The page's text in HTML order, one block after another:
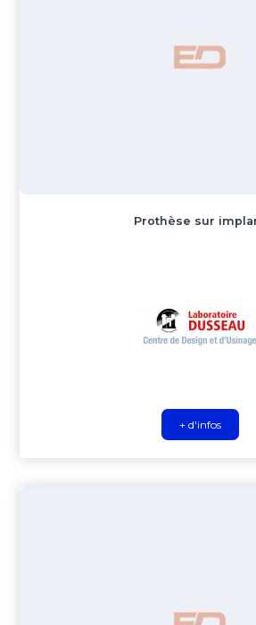
Prothèse sur
+ d'infos